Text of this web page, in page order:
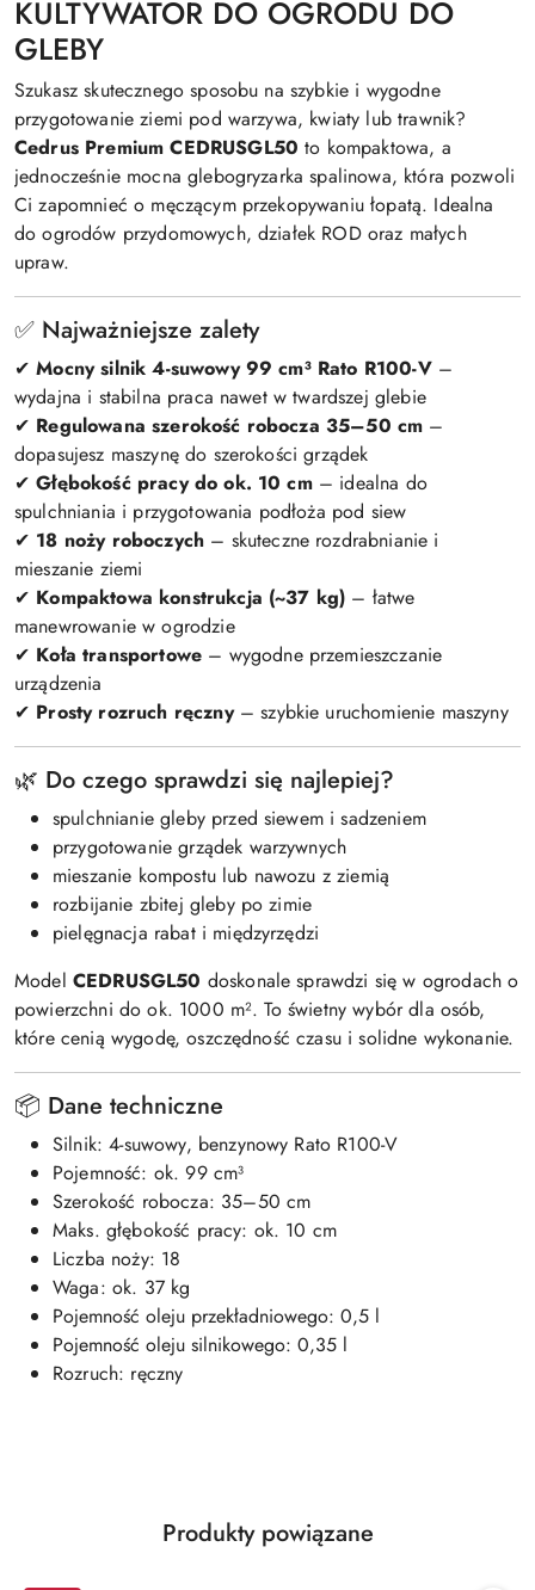
KULTYWATOR DO OGRODU DO
GLEBY
Szukasz skutecznego sposobu na szybkie i wygodne
przygotowanie ziemi pod warzywa, kwiaty lub trawnik?
Cedrus Premium CEDRUSGL50 to kompaktowa, a
jednocześnie mocna glebogryzarka spalinowa, która pozwoli
Ci zapomnieć o męczącym przekopywaniu łopatą. Idealna
do ogrodów przydomowych, działek ROD oraz małych
upraw.
✅ Najważniejsze zalety
✔Mocny silnik 4-suwowy 99 cm³ Rato R100-V –
wydajna i stabilna praca nawet w twardszej glebie
✔ Regulowana szerokość robocza 35–50 cm –
dopasujesz maszynę do szerokości grządek
✔Głębokość pracy do ok. 10 cm– idealna do
spulchniania i przygotowania podłoża pod siew
✔ 18 noży roboczych – skuteczne rozdrabnianie i
mieszanie ziemi
✔ Kompaktowa konstrukcja (~37 kg) – łatwe
manewrowanie w ogrodzie
✔ Koła transportowe – wygodne przemieszczanie
urządzenia
✔ Prosty rozruch ręczny– szybkie uruchomienie maszyny
🌿 Do czego sprawdzi się najlepiej?
spulchnianie gleby przed siewem i sadzeniem
przygotowanie grządek warzywnych
mieszanie kompostu lub nawozu z ziemią
rozbijanie zbitej gleby po zimie
pielęgnacja rabat i międzyrzędzi
Model CEDRUSGL50 doskonale sprawdzi się w ogrodach o
powierzchni do ok. 1000 m². To świetny wybór dla osób,
które cenią wygodę, oszczędność czasu i solidne wykonanie.
📦 Dane techniczne
Silnik: 4-suwowy, benzynowy Rato R100-V
Pojemność: ok. 99 cm³
Szerokość robocza: 35–50 cm
Maks. głębokość pracy: ok. 10 cm
Liczba noży: 18
Waga: ok. 37 kg
Pojemność oleju przekładniowego: 0,5 l
Pojemność oleju silnikowego: 0,35 l
Rozruch: ręczny
Pomiń karuzelę produktów
Produkty
Produkty powiązane